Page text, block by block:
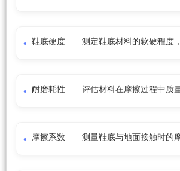
鞋底硬度——测定鞋底材料的软硬程度
耐磨耗性——评估材料在摩擦过程中质
摩擦系数——测量鞋底与地面接触时的